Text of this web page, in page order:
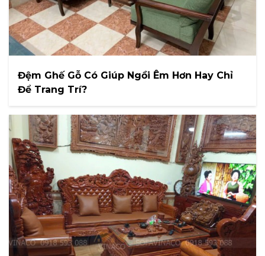
Đệm Ghế Gỗ Có Giúp Ngồi Êm Hơn Hay Chỉ
Để Trang Trí?